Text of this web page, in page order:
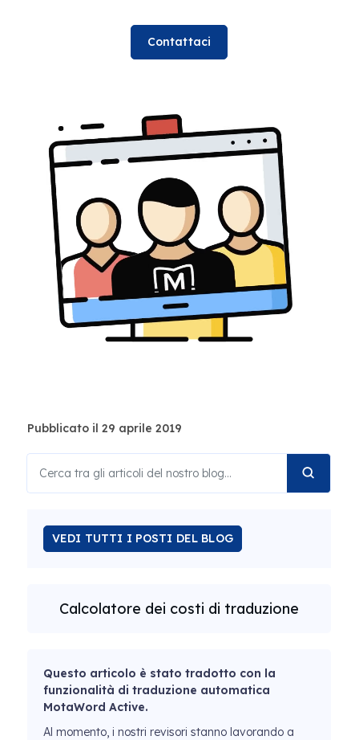
Contattaci
Pubblicato il 29 aprile 2019
VEDI TUTTI I POSTI DEL BLOG
Calcolatore dei costi di traduzione
Questo articolo è stato tradotto con la
funzionalità di traduzione automatica
MotaWord Active.
Al momento, i nostri revisori stanno lavorando a